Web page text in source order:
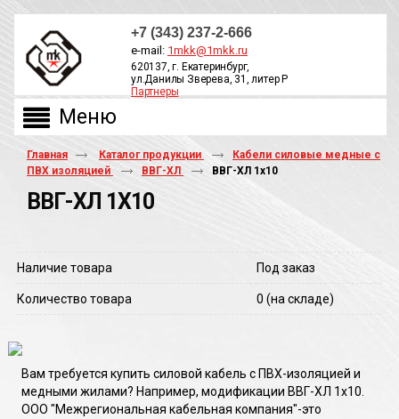
+7 (343) 237-2-666
e-mail: 1mkk@1mkk.ru
620137, г. Екатеринбург,
ул.Данилы Зверева, 31, литер Р
Партнеры
Главная Каталог продукции
Кабели силовые медные с
ПВХ изоляцией
ВВГ-ХЛ ВВГ-ХЛ 1х10
ВВГ-ХЛ 1Х10
Наличие товара Под заказ
Количество товара 0(на складе)
Вам требуется купить силовой кабель с ПВХ-изоляцией и
медными жилами? Например, модификации ВВГ-ХЛ 1х10.
ООО "Межрегиональная кабельная компания"-это